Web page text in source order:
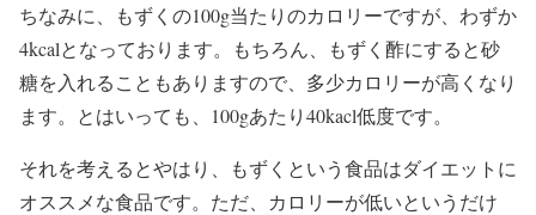
ちなみに、もずくの100g当たりのカロリーですが、わずか
4kcalとなっております。もちろん、もずく酢にすると砂
糖を入れることもありますので、多少カロリーが高くなり
ます。とはいっても、100gあたり40kacl低度です。
それを考えるとやはり、もずくという食品はダイエットに
オススメな食品です。ただ、カロリーが低いというだけ